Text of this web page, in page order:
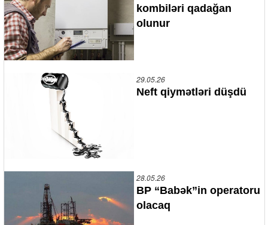
kombiləri qadağan
olunur
29.05.26
Neft qiymətləri düşdü
28.05.26
BP “Babək”in operatoru
olacaq